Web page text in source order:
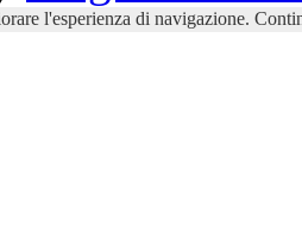
l'esperienza di navigazione.